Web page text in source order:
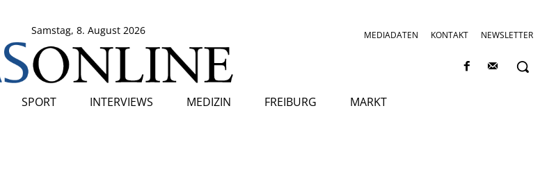
Samstag, 8. August 2026 MEDIADATEN KONTAKT NEWSLETTER
SPORT INTERVIEWS MEDIZIN FREIBURG MARKT